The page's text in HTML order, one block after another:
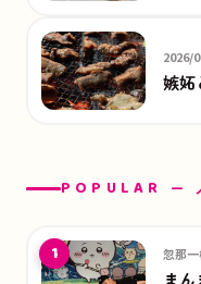
2026/
嫉妬
POPULAR —
1 忽那
ま